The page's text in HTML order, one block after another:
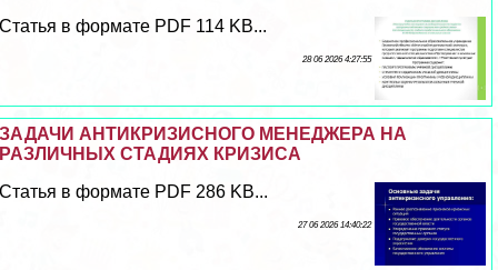
Статья в формате PDF 114 KB...
28 06 2026 4:27:55
ЗАДАЧИ АНТИКРИЗИСНОГО МЕНЕДЖЕРА НА
РАЗЛИЧНЫХ СТАДИЯХ КРИЗИСА
Статья в формате PDF 286 KB...
27 06 2026 14:40:22